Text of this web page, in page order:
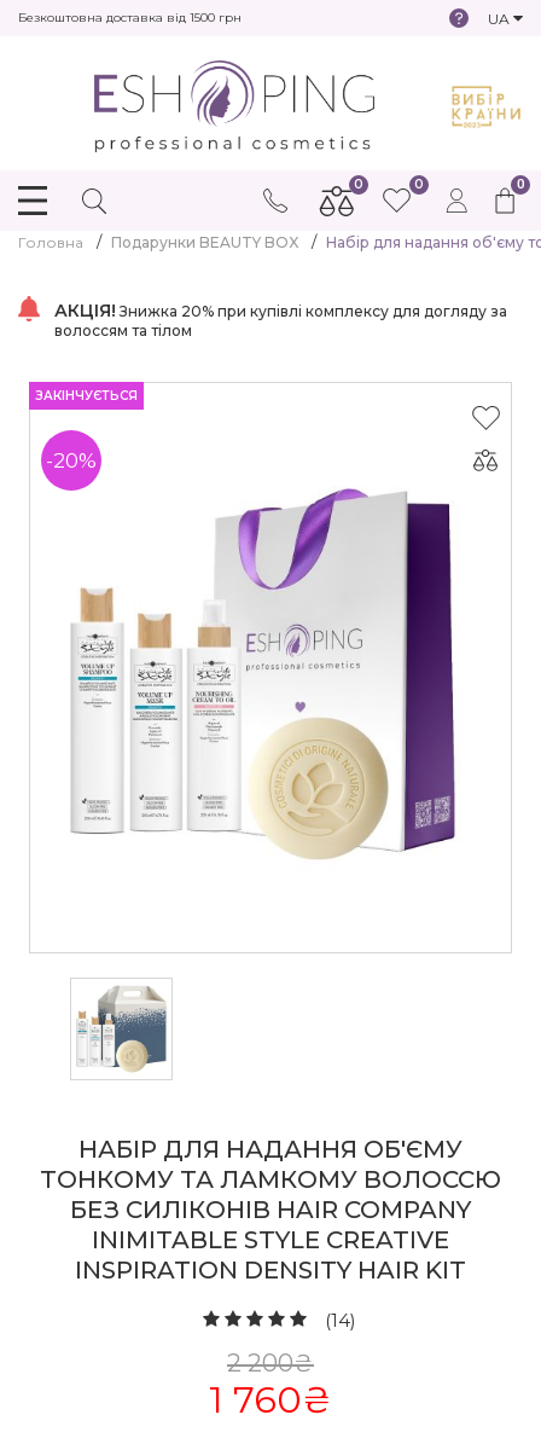
Безкоштовна доставка від 1500 грн UA
0
0 0
Головна Подарунки BEAUTY BOX Набір для надання об'єму
АКЦІЯ! Знижка 20% при купівлі комплексу для догляду за
волоссям та тілом
ЗАКІНЧУЄТЬСЯ
-20%
НАБІР ДЛЯ НАДАННЯ ОБ'ЄМУ
ТОНКОМУ ТА ЛАМКОМУ ВОЛОССЮ
БЕЗ СИЛІКОНІВ HAIR COMPANY
INIMITABLE STYLE CREATIVE
INSPIRATION DENSITY HAIR KIT
(14)
2 200₴
1 760₴